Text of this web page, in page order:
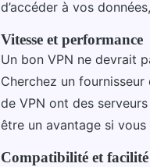
d’accéder à vos
Vitesse et performance
Un bon VPN ne devrait
Cherchez un
de VPN ont des
être un avantage si
Compatibilité et